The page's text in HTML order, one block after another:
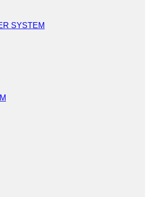
SYSTEM